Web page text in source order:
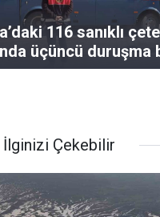
116 sanıklı çete
üçüncü duruşma
İlginizi Çekebilir